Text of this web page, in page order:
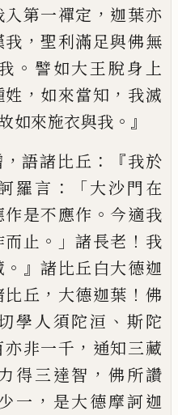
入第一禪定 ， 迦葉亦
我 ，聖利滿足與佛無
。 譬如大王脫身上
， 如來當知 ， 我滅
如來施衣與我 。』
，語諸比丘 ：『我於
羅言 ：「大沙門在
作是不應作 。 今適我
而止 。」諸長老 ！ 我
。』諸比丘白大德迦
比丘 ， 大德迦葉 ！ 佛
學人須陀洹 、 斯陀
亦非一千 ， 通知三藏
得三達智 ， 佛所讚
一 ， 是大德摩訶迦